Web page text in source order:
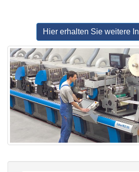
Hier erhalten Sie weitere